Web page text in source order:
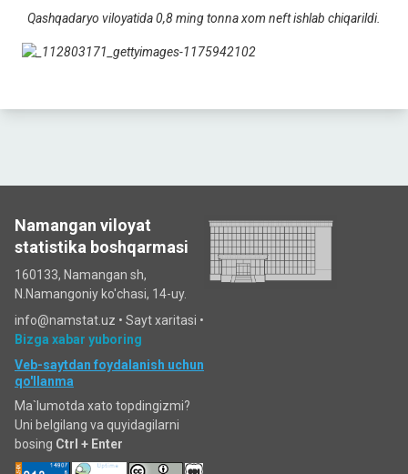
Qashqadaryo viloyatida 0,8 ming tonna xom neft ishlab chiqarildi.
Namangan viloyat
statistika boshqarmasi
160133, Namangan sh,
N.Namangoniy ko'chasi, 14-uy.
info@namstat.uz • Sayt xaritasi •
Bizga xabar yuboring
Veb-saytdan foydalanish uchun
qo'llanma
Ma`lumotda xato topdingizmi?
Uni belgilang va quyidagilarni
bosing Ctrl + Enter